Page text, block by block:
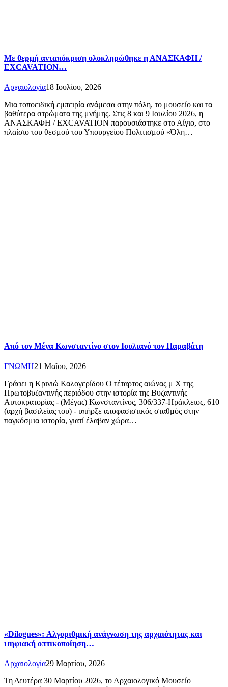
Με θερμή ανταπόκριση ολοκληρώθηκε η ΑΝΑΣΚΑΦΗ /
EXCAVATION…
Αρχαιολογία18 Ιουλίου, 2026
Μια τοποειδική εμπειρία ανάμεσα στην πόλη, το μουσείο και τα
βαθύτερα στρώματα της μνήμης. Στις 8 και 9 Ιουλίου 2026, η
ΑΝΑΣΚΑΦΗ / EXCAVATION παρουσιάστηκε στο Αίγιο, στο
πλαίσιο του θεσμού του Υπουργείου Πολιτισμού «Όλη…
Από τον Μέγα Κωνσταντίνο στον Ιουλιανό τον Παραβάτη
ΓΝΩΜΗ21 Μαΐου, 2026
Γράφει η Κρινιώ Καλογερίδου Ο τέταρτος αιώνας μ Χ της
Πρωτοβυζαντινής περιόδου στην ιστορία της Βυζαντινής
Αυτοκρατορίας - (Μέγας) Κωνσταντίνος, 306/337-Ηράκλειος, 610
(αρχή βασιλείας του) - υπήρξε αποφασιστικός σταθμός στην
παγκόσμια ιστορία, γιατί έλαβαν χώρα…
«Dilogues»: Αλγοριθμική ανάγνωση της αρχαιότητας και
ψηφιακή οπτικοποίηση…
Αρχαιολογία29 Μαρτίου, 2026
Τη Δευτέρα 30 Μαρτίου 2026, το Αρχαιολογικό Μουσείο